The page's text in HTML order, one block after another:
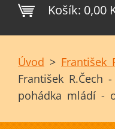
Košík: 0,00
Úvod > František
František R.Čech
pohádka mládí -